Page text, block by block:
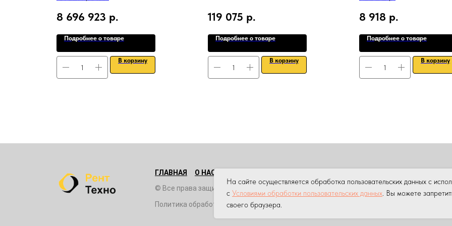
8 696 923 р.
Подробнее о товаре
В корзину
119 075 р.
Подробнее о товаре
В корзину
8 918 р.
Подробнее о товаре
В корзину
ГЛАВНАЯ О НАС
© Все права защищены. Копирование материалов данного сайта без разрешения
Политика обработки персональных данных на сайте
На сайте осуществляется обработка пользовательских данных с
с Условиями обработки пользовательских данных. Вы можете
своего браузера.